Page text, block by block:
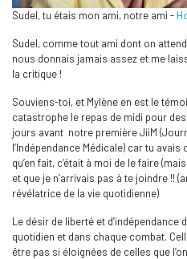
Sudel, tu étais mon ami, notre ami -
Sudel, comme tout ami dont on
nous donnais jamais assez et me
la critique !
Souviens-toi, et Mylène en est le
catastrophe le repas de midi pour
jours avant notre première JiiM
l’Indépendance Médicale) car tu
qu’en fait, c’était à moi de le faire
et que je n’arrivais pas à te joindre !!
révélatrice de la vie quotidienne)
Le désir de liberté et d’indépendance
quotidien et dans chaque combat.
être pas si éloignées de celles que